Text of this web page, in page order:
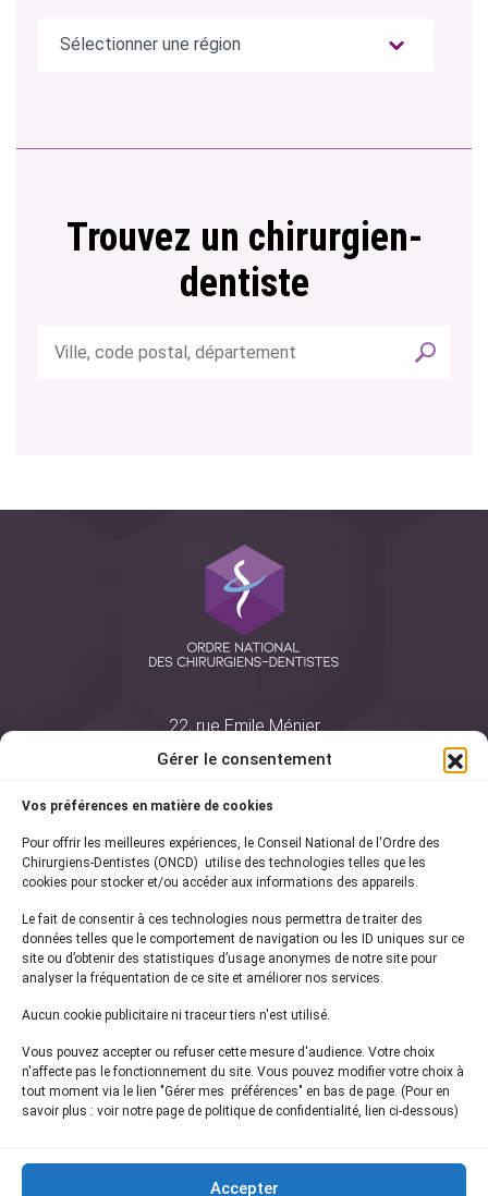
Gérer le consentement
Vos préférences en matière de cookies
Pour offrir les meilleures expériences, le Conseil National de l'Ordre des
Chirurgiens-Dentistes (ONCD) utilise des technologies telles que les
cookies pour stocker et/ou accéder aux informations des appareils.
Le fait de consentir à ces technologies nous permettra de traiter des
données telles que le comportement de navigation ou les ID uniques sur ce
site ou d’obtenir des statistiques d’usage anonymes de notre site pour
analyser la fréquentation de ce site et améliorer nos services.
Aucun cookie publicitaire ni traceur tiers n'est utilisé.
Vous pouvez accepter ou refuser cette mesure d'audience. Votre choix
n'affecte pas le fonctionnement du site. Vous pouvez modifier votre choix à
tout moment via le lien "Gérer mes préférences" en bas de page. (Pour en
savoir plus : voir notre page de politique de confidentialité, lien ci-dessous)
Accepter
Trouvez un chirurgien-
dentiste
22, rue Emile Ménier
75761 Paris Cedex 16
01 44 34 78 80
courrier@oncd.org
Actualités
Presse
Informations légales
Plan du site
Inscrivez-vous à notrenewsletter